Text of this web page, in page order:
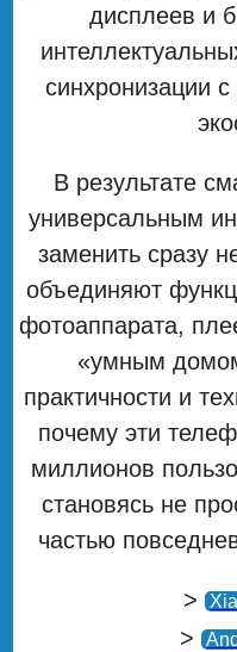
дисплеев и
синхронизации
В результате
универсальным
заменить сразу
объединяют
фотоаппарата,
«умным
практичности и
почему эти
миллионов
становясь не
частью
>
>